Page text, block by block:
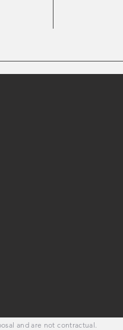
and are not contractual.